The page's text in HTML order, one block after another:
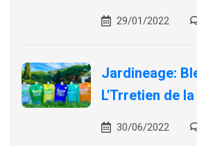
29/01/2022
Jardineage:
L'Trretien de
30/06/2022